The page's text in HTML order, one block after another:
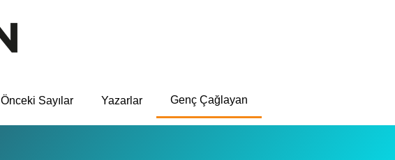
Önceki Sayılar Yazarlar Genç Çağlayan